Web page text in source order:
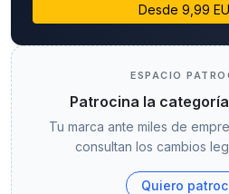
Desde 9,99
ESPACIO
Patrocina la
Tu marca ante miles de
consultan los cambios
Quiero